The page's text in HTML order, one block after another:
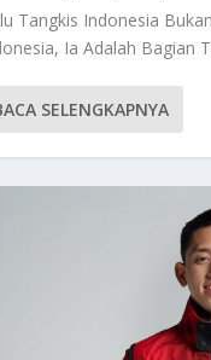
Tangkis Indonesia
Ia Adalah Bagian
SELENGKAPNYA